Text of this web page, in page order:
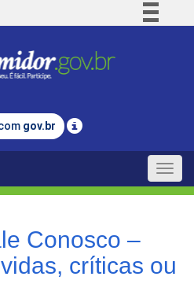
Comunica BR
Legislação
gov.br
Toggle
Conosco –
críticas ou